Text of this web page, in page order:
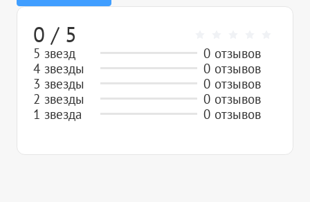
0 / 5
5 звезд
0 отзывов
4 звезды
0 отзывов
3 звезды
0 отзывов
2 звезды
0 отзывов
1 звезда
0 отзывов